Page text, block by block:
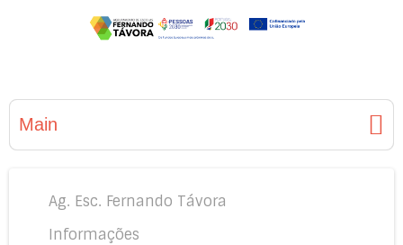
Main
Ag. Esc. Fernando Távora
Informações